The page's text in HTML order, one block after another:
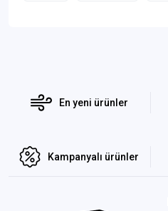
En yeni ürünler
Kampanyalı ürünler